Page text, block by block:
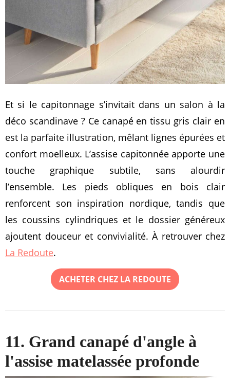
Et si le capitonnage s’invitait dans un salon à la
déco scandinave ? Ce canapé en tissu gris clair en
est la parfaite illustration, mêlant lignes épurées et
confort moelleux. L’assise capitonnée apporte une
touche graphique subtile, sans alourdir
l’ensemble. Les pieds obliques en bois clair
renforcent son inspiration nordique, tandis que
les coussins cylindriques et le dossier généreux
ajoutent douceur et convivialité. À retrouver chez
La Redoute.
ACHETER CHEZ LA REDOUTE
11. Grand canapé d'angle à
l'assise matelassée profonde